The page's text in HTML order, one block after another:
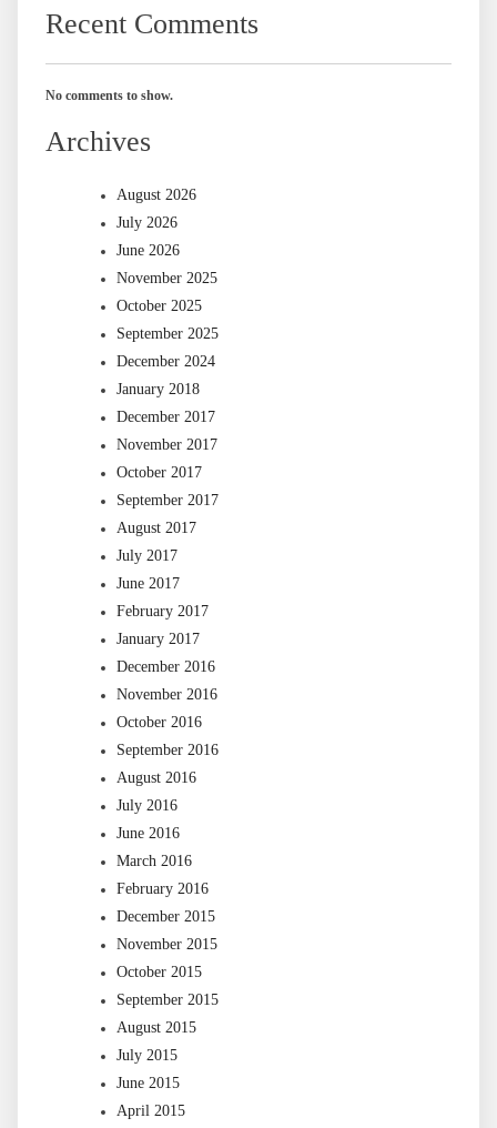
Recent Comments
No comments to show.
Archives
August 2026
July 2026
June 2026
November 2025
October 2025
September 2025
December 2024
January 2018
December 2017
November 2017
October 2017
September 2017
August 2017
July 2017
June 2017
February 2017
January 2017
December 2016
November 2016
October 2016
September 2016
August 2016
July 2016
June 2016
March 2016
February 2016
December 2015
November 2015
October 2015
September 2015
August 2015
July 2015
June 2015
April 2015